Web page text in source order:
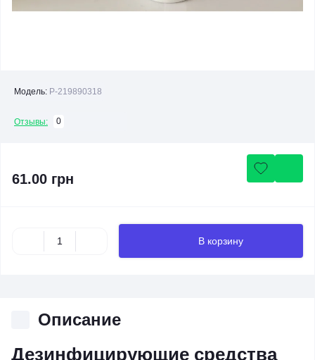
Модель: P-219890318
Отзывы: 0
61.00 грн
В корзину
Описание
Дезинфицирующие средства